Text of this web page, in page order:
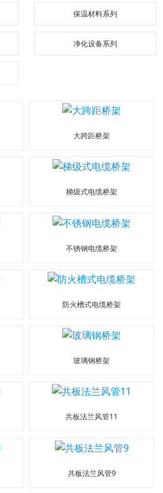
保温材料系列
净化设备系列
大跨距桥架
梯级式电缆桥架
不锈钢电缆桥架
防火槽式电缆桥架
玻璃钢桥架
共板法兰风管11
共板法兰风管9